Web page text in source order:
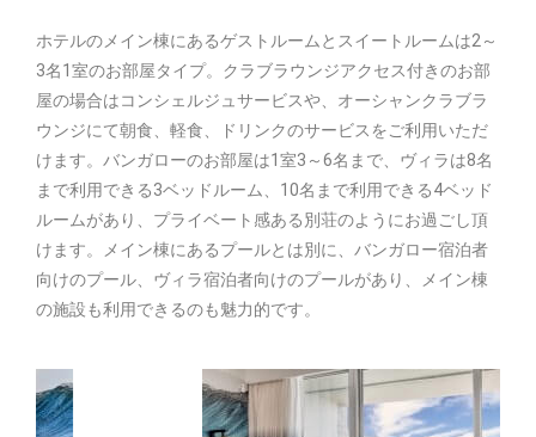
ホテルのメイン棟にあるゲストルームとスイートルームは2～
3名1室のお部屋タイプ。クラブラウンジアクセス付きのお部
屋の場合はコンシェルジュサービスや、オーシャンクラブラ
ウンジにて朝食、軽食、ドリンクのサービスをご利用いただ
けます。バンガローのお部屋は1室3～6名まで、ヴィラは8名
まで利用できる3ベッドルーム、10名まで利用できる4ベッド
ルームがあり、プライベート感ある別荘のようにお過ごし頂
けます。メイン棟にあるプールとは別に、バンガロー宿泊者
向けのプール、ヴィラ宿泊者向けのプールがあり、メイン棟
の施設も利用できるのも魅力的です。